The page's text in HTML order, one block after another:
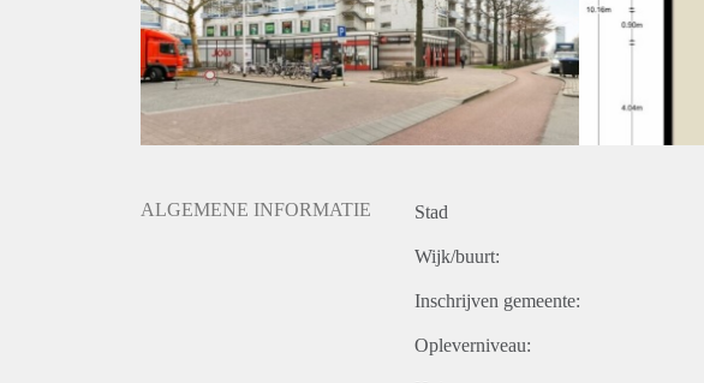
Kaal
ALGEMENE INFORMATIE Stad
Wijk/buurt:
Inschrijven gemeente:
Opleverniveau: